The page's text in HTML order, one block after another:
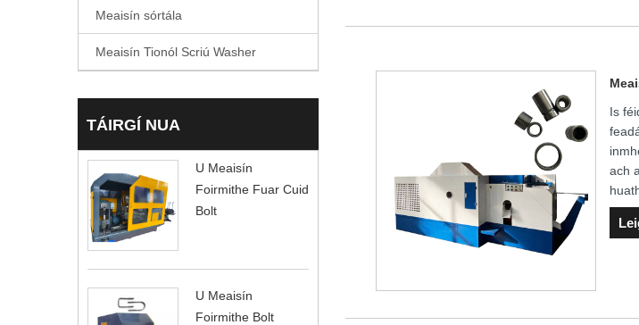
Meaisín sórtála
Meaisín Tionól Scriú Washer
TÁIRGÍ NUA
U Meaisín
Foirmithe Fuar Cuid
Bolt
U Meaisín
Foirmithe Bolt
Is
ach